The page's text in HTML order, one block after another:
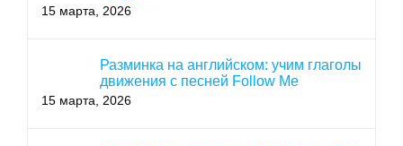
15 марта, 2026
Разминка на английском: учим глаголы
движения с песней Follow Me
15 марта, 2026